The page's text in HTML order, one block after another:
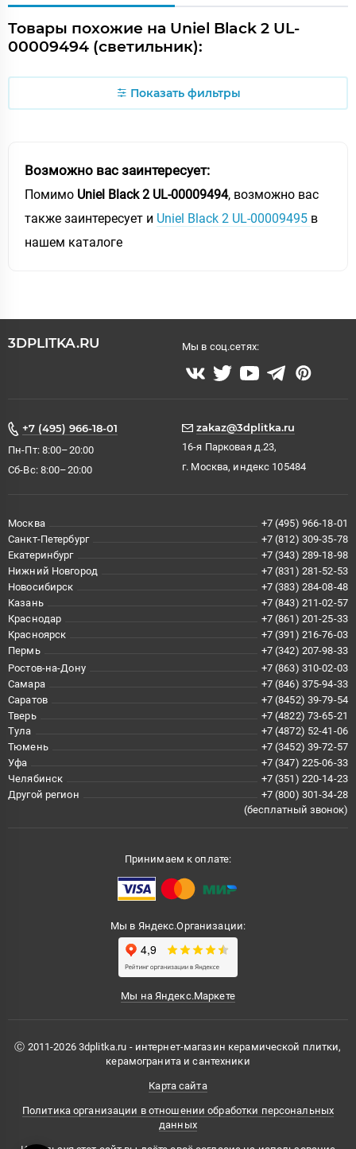
Товары похожие на Uniel Black 2 UL-
00009494 (светильник):
Показать фильтры
Возможно вас заинтересует:
Помимо Uniel Black 2 UL-00009494, возможно вас
также заинтересует и Uniel Black 2 UL-00009495 в
нашем каталоге
3DPLITKA.RU Мы в соц.сетях:
+7 (495) 966-18-01
Пн-Пт: 8:00–20:00
Сб-Вс: 8:00–20:00
zakaz@3dplitka.ru
16-я Парковая д.23,
г. Москва, индекс 105484
Москва
+7 (495) 966-18-01
Санкт-Петербург
+7 (812) 309-35-78
Екатеринбург
+7 (343) 289-18-98
Нижний Новгород
+7 (831) 281-52-53
Новосибирск
+7 (383) 284-08-48
Казань
+7 (843) 211-02-57
Краснодар
+7 (861) 201-25-33
Красноярск
+7 (391) 216-76-03
Пермь
+7 (342) 207-98-33
Ростов-на-Дону
+7 (863) 310-02-03
Самара
+7 (846) 375-94-33
Саратов
+7 (8452) 39-79-54
Тверь
+7 (4822) 73-65-21
Тула
+7 (4872) 52-41-06
Тюмень
+7 (3452) 39-72-57
Уфа
+7 (347) 225-06-33
Челябинск
+7 (351) 220-14-23
Другой регион
+7 (800) 301-34-28
(бесплатный звонок)
Принимаем к оплате:
Мы в Яндекс.Организации:
Мы на Яндекс.Маркете
Ⓒ 2011-2026 3dplitka.ru - интернет-магазин керамической плитки,
керамогранита и сантехники
Карта сайта
Политика организации в отношении обработки персональных
данных